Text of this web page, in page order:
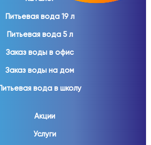
Питьевая вода 19 л
Питьевая вода 5 л
Заказ воды в офис
Заказ воды на дом
вода в школу
Акции
Услуги